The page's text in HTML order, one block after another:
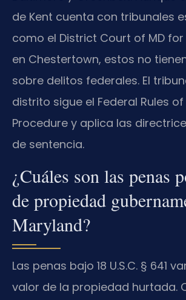
de Kent cuenta con tribunales
como el District Court of MD
en Chestertown, estos no
sobre delitos federales. El
distrito sigue el Federal Rules
Procedure y aplica las
de sentencia.
¿Cuáles son las penas
de propiedad
Maryland?
Las penas bajo 18 U.S.C. § 641
valor de la propiedad hurtada.